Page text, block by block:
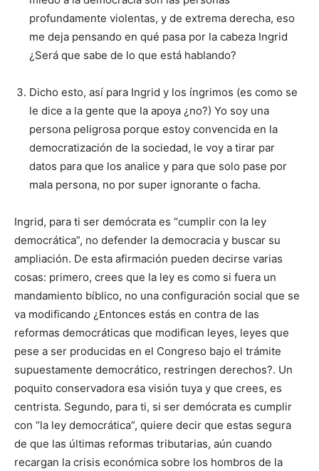
profundamente violentas, y de extrema derecha, eso
me deja pensando en qué pasa por la cabeza Ingrid
¿Será que sabe de lo que está hablando?
Dicho esto, así para Ingrid y los íngrimos (es como se
le dice a la gente que la apoya ¿no?) Yo soy una
persona peligrosa porque estoy convencida en la
democratización de la sociedad, le voy a tirar par
datos para que los analice y para que solo pase por
mala persona, no por super ignorante o facha.
Ingrid, para ti ser demócrata es “cumplir con la ley
democrática”, no defender la democracia y buscar su
ampliación. De esta afirmación pueden decirse varias
cosas: primero, crees que la ley es como si fuera un
mandamiento bíblico, no una configuración social que se
va modificando ¿Entonces estás en contra de las
reformas democráticas que modifican leyes, leyes que
pese a ser producidas en el Congreso bajo el trámite
supuestamente democrático, restringen derechos?. Un
poquito conservadora esa visión tuya y que crees, es
centrista. Segundo, para ti, si ser demócrata es cumplir
con “la ley democrática”, quiere decir que estas segura
de que las últimas reformas tributarias, aún cuando
recargan la crisis económica sobre los hombros de la